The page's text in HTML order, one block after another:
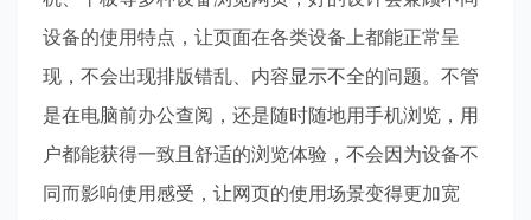
设备的使用特点，让页面在各类设备上都能正常呈
现，不会出现排版错乱、内容显示不全的问题。不管
是在电脑前办公查阅，还是随时随地用手机浏览，用
户都能获得一致且舒适的浏览体验，不会因为设备不
同而影响使用感受，让网页的使用场景变得更加宽